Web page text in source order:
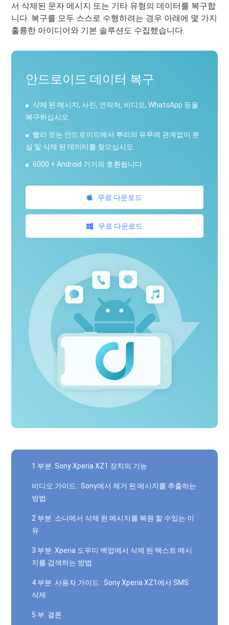
서 삭제된 문자 메시지 또는 기타 유형의 데이터를 복구합
니다. 복구를 모두 스스로 수행하려는 경우 아래에 몇 가지
훌륭한 아이디어와 기본 솔루션도 수집했습니다.
안드로이드 데이터 복구
삭제 된 메시지, 사진, 연락처, 비디오, WhatsApp 등을
복구하십시오.
빨리 또는 안드로이드에서 뿌리의 유무에 관계없이 분
실 및 삭제 된 데이터를 찾으십시오.
6000 + Android 기기와 호환됩니다.
무료 다운로드
무료 다운로드
1 부분. Sony Xperia XZ1 장치의 기능
비디오 가이드 : Sony에서 제거 된 메시지를 추출하는
방법
2 부분. 소니에서 삭제 된 메시지를 복원 할 수있는 이
유
3 부분. Xperia 도우미 백업에서 삭제 된 텍스트 메시
지를 검색하는 방법
4 부분. 사용자 가이드 : Sony Xperia XZ1에서 SMS
삭제
5 부. 결론